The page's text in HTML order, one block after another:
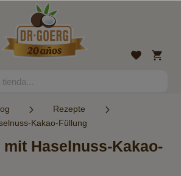
Lista
Mi
cesta
Rezepte
Kakao-Füllung
Haselnuss-Kakao-